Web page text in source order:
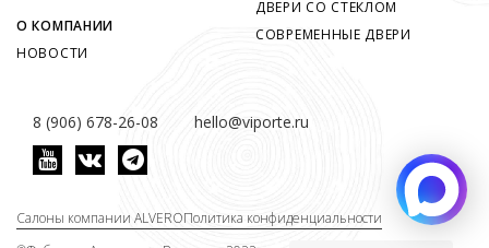
8 (906) 678-26-08 hello@viporte.ru
О КОМПАНИИ
НОВОСТИ
ДВЕРИ СО СТЕКЛОМ
СОВРЕМЕННЫЕ ДВЕРИ
Салоны компании ALVEROПолитика конфиденциальности